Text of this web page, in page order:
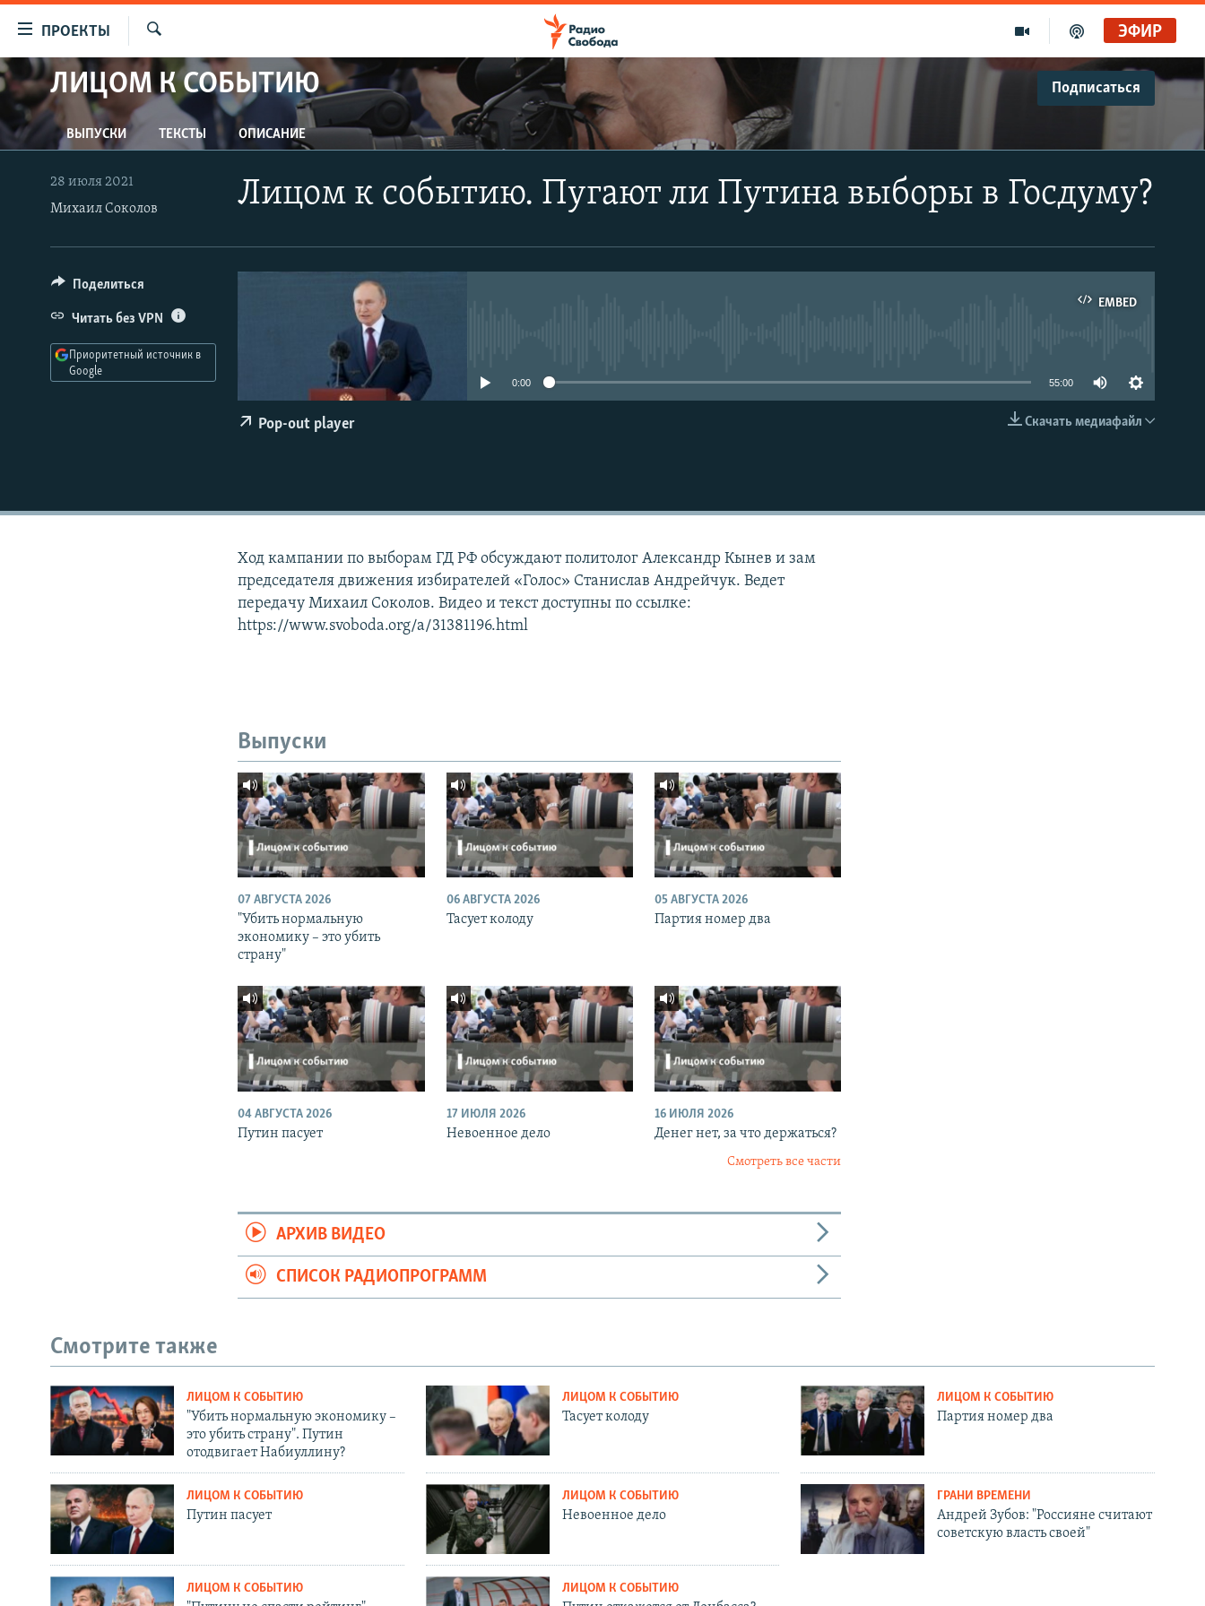
упрощенного
доступа
Вернуться
к
основному
содержанию
навигации
Вернутся
ПРОЕКТЫ
ПРОГРАММЫ
ПОДКАСТЫ
АВТОРСКИЕ ПРОЕКТЫ
ЦИТАТЫ СВОБОДЫ
МНЕНИЯ
КУЛЬТУРА
IDEL.РЕАЛИИ
КАВКАЗ.РЕАЛИИ
СЕВЕР.РЕАЛИИ
СИБИРЬ.РЕАЛИИ
Искать
ЭФИР
ЛИЦОМ К СОБЫТИЮ Подписаться
Apple Podcasts
CastBox
ВЫПУСКИ ТЕКСТЫ ОПИСАНИЕ
Лицом к событию. Пугают ли Путина выборы в Госдуму?
28 июля 2021
Михаил Соколов
EMBED
EMBED
0:00 55:00
Скачать медиафайл
Pop-out player
Поделиться
Читать без VPN
Приоритетный источник в
Google
Ход кампании по выборам ГД РФ обсуждают политолог Александр Кынев и зам
председателя движения избирателей «Голос» Станислав Андрейчук. Ведет
передачу Михаил Соколов. Видео и текст доступны по ссылке:
https://www.svoboda.org/a/31381196.html
Выпуски
07 АВГУСТА 2026
"Убить нормальную
экономику – это убить
страну"
06 АВГУСТА 2026
Тасует колоду
05 АВГУСТА 2026
Партия номер два
04 АВГУСТА 2026
Путин пасует
17 ИЮЛЯ 2026
Невоенное дело
16 ИЮЛЯ 2026
Денег нет, за что держаться?
Смотреть все части
АРХИВ ВИДЕО
СПИСОК РАДИОПРОГРАММ
Смотрите также
ЛИЦОМ К СОБЫТИЮ
"Убить нормальную экономику –
это убить страну". Путин
отодвигает Набиуллину?
ЛИЦОМ К СОБЫТИЮ
Тасует колоду
ЛИЦОМ К СОБЫТИЮ
Партия номер два
ЛИЦОМ К СОБЫТИЮ
Путин пасует
ЛИЦОМ К СОБЫТИЮ
Невоенное дело
ГРАНИ ВРЕМЕНИ
Андрей Зубов: "Россияне считают
советскую власть своей"
ЛИЦОМ К СОБЫТИЮ ЛИЦОМ К СОБЫТИЮ